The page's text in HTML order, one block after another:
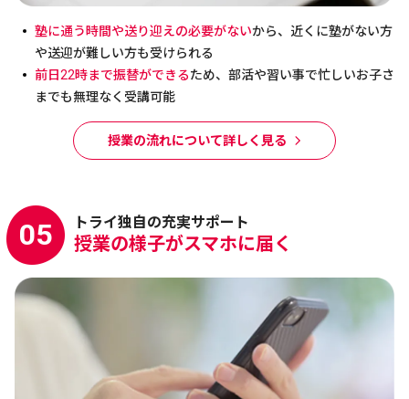
塾に通う時間や送り迎えの必要がないから、近くに塾がない方
や送迎が難しい方も受けられる
前日22時まで振替ができるため、部活や習い事で忙しいお子さ
までも無理なく受講可能
授業の流れについて詳しく見る
05 トライ独自の充実サポート
授業の様子がスマホに届く